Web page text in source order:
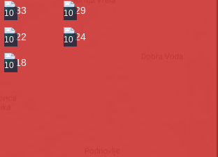
10 10
10 10
10